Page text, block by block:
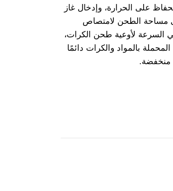
على الحرارة، وإدخال غاز
مساحة الطحن لامتصاص
السرعة لأوعية طحن الكرات،
بالمواد والكرات دائمًا
منخفضة.